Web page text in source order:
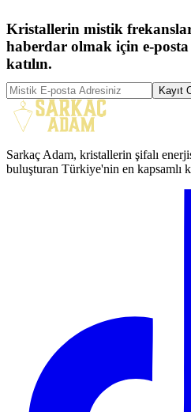
Kristallerin mistik
haberdar olmak için e-
katılın.
Kayıt
Sarkaç Adam, kristallerin şifalı
buluşturan Türkiye'nin en kapsamlı